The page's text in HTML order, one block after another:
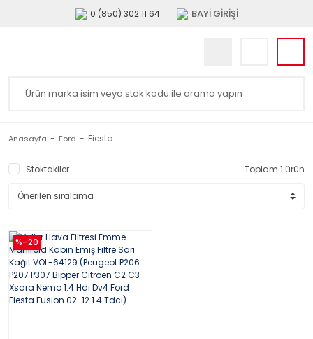
0 (850) 302 11 64 BAYİ GİRİŞİ
Anasayfa Ford Fiesta
Stoktakiler Toplam 1 ürün
%-20